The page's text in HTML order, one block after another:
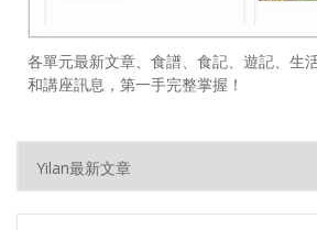
各單元最新文章、食譜、食記、遊記、生
和講座訊息，第一手完整掌握！